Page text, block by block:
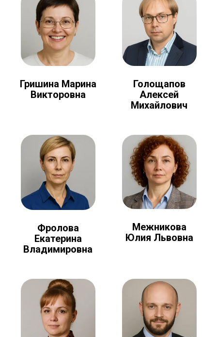
Гришина Марина
Викторовна
Голощапов
Алексей
Михайлович
Фролова
Екатерина
Владимировна
Межникова
Юлия Львовна